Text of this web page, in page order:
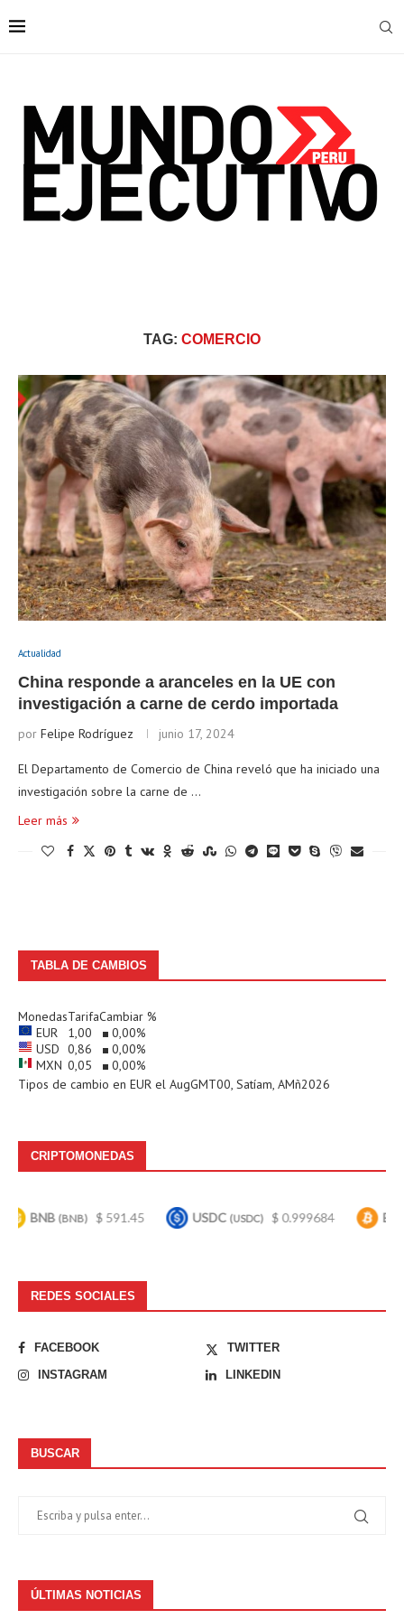
TAG: COMERCIO
Actualidad
China responde a aranceles en la UE con
investigación a carne de cerdo importada
por Felipe Rodríguez junio 17, 2024
El Departamento de Comercio de China reveló que ha iniciado una
investigación sobre la carne de …
Leer más
TABLA DE CAMBIOS
MonedasTarifaCambiar %
EUR
1,00 0,00%
USD 0,86 0,00%
MXN 0,05 0,00%
Tipos de cambio en EUR el AugGMT00, Satíam, AMñ2026
CRIPTOMONEDAS
(BNB) $ 591.45 USDC(USDC) $ 0.999684 Bitcoin
REDES SOCIALES
FACEBOOK
TWITTER
INSTAGRAM
LINKEDIN
BUSCAR
ÚLTIMAS NOTICIAS